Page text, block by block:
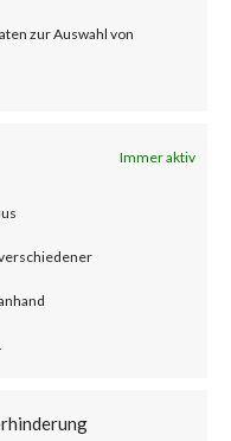
zur Auswahl von
Immer aktiv
of the